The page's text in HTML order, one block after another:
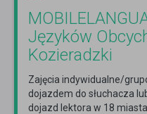
Języków
Kozieradzki
Zajęcia indywidualne/
dojazdem do słuchacza
dojazd lektora w 18